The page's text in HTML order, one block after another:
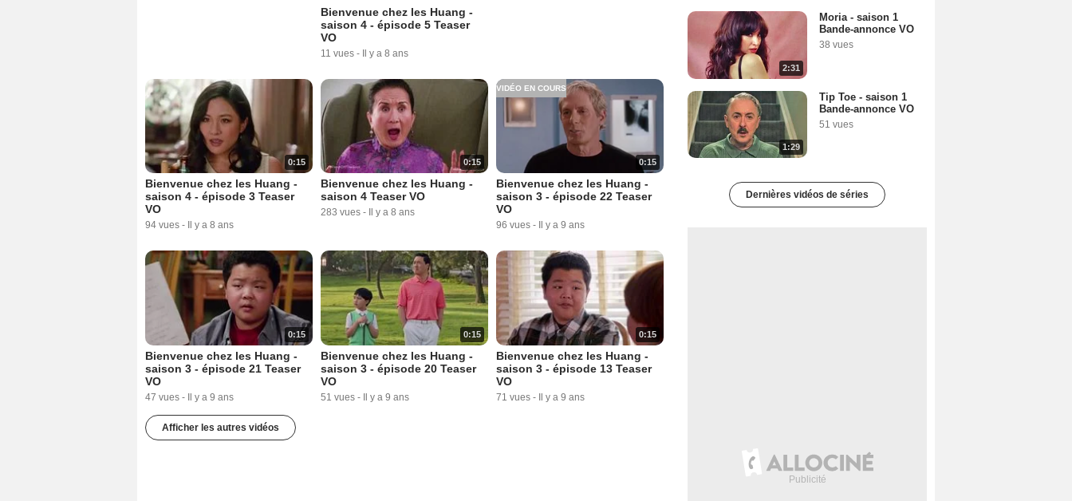
Bienvenue chez les Huang -
saison 4 - épisode 5 Teaser
VO
11 vues - Il y a 8 ans
0:15
Bienvenue chez les Huang -
saison 4 - épisode 3 Teaser
VO
94 vues - Il y a 8 ans
0:15
Bienvenue chez les Huang -
saison 4 Teaser VO
283 vues - Il y a 8 ans
0:15
VIDÉO EN COURS
Bienvenue chez les Huang -
saison 3 - épisode 22 Teaser
VO
96 vues - Il y a 9 ans
0:15
Bienvenue chez les Huang -
saison 3 - épisode 21 Teaser
VO
47 vues - Il y a 9 ans
0:15
Bienvenue chez les Huang -
saison 3 - épisode 20 Teaser
VO
51 vues - Il y a 9 ans
0:15
Bienvenue chez les Huang -
saison 3 - épisode 13 Teaser
VO
71 vues - Il y a 9 ans
Afficher les autres vidéos
2:31
Moria - saison 1
Bande-annonce VO
38 vues
1:29
Tip Toe - saison 1
Bande-annonce VO
51 vues
Dernières vidéos de séries